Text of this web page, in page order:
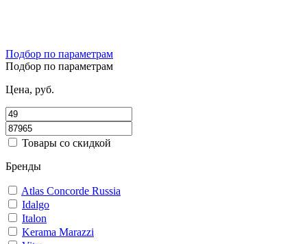
Подбор по параметрам
Подбор по параметрам
Цена, руб.
Товары со скидкой
Бренды
Atlas Concorde Russia
Idalgo
Italon
Kerama Marazzi